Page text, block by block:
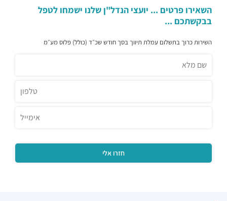
השאירו פרטים ... יועצי הנדל"ן שלנו ישמחו לטפל
בבקשתכם ...
השירות כרוך בתשלום עמלת תיווך בסך חודש שכ״ד (כולל) פלוס מע״מ